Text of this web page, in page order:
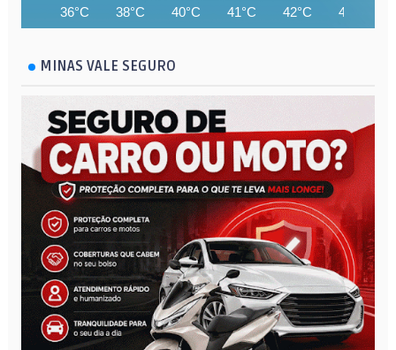
36°C 38°C 40°C 41°C 42°C 43°C
MINAS VALE SEGURO